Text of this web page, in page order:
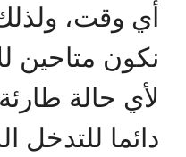
أي وقت،
نكون متاحين
لأي حالة
دائما للتدخل